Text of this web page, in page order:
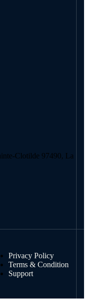
Clotilde 97490, La
Privacy Policy
Terms & Condition
Support